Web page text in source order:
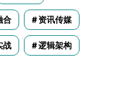
合 资讯传媒
战 逻辑架构